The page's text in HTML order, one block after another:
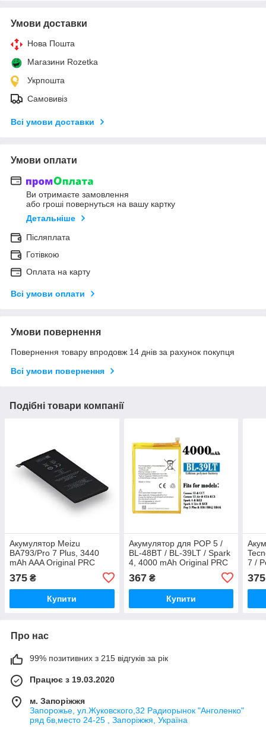
Умови доставки
Нова Пошта
Магазини Rozetka
Укрпошта
Самовивіз
Всі умови доставки
Умови оплати
Ви отримаєте замовлення
або гроші повернуться на вашу картку
Детальніше
Післяплата
Готівкою
Оплата на карту
Всі умови оплати
Умови повернення
Повернення товару впродовж 14 днів за рахунок покупця
Всі умови повернення
Подібні товари компанії
Акумулятор Meizu
BA793/Pro 7 Plus, 3440
mAh AAA Original PRC
375 ₴
Купити
Акумулятор для POP 5 /
BL-48BT / BL-39LT / Spark
4, 4000 mAh Original PRC
367₴
Купити
7 /
375
Про нас
99% позитивних з 215 відгуків за рік
Працює з 19.03.2020
м. Запоріжжя
Запорожье, ул.Жуковского,32 Радиорынок "Анголенко"
ряд 6в,место 24-25 , Запоріжжя, Україна